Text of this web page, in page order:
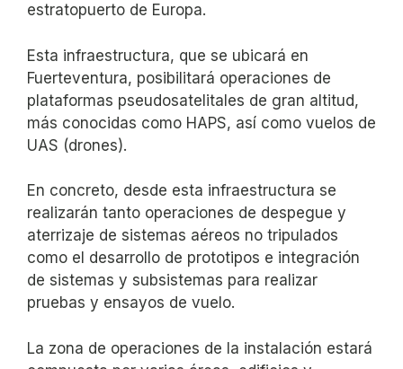
estratopuerto de Europa.
Esta infraestructura, que se ubicará en
Fuerteventura, posibilitará operaciones de
plataformas pseudosatelitales de gran altitud,
más conocidas como HAPS, así como vuelos de
UAS (drones).
En concreto, desde esta infraestructura se
realizarán tanto operaciones de despegue y
aterrizaje de sistemas aéreos no tripulados
como el desarrollo de prototipos e integración
de sistemas y subsistemas para realizar
pruebas y ensayos de vuelo.
La zona de operaciones de la instalación estará